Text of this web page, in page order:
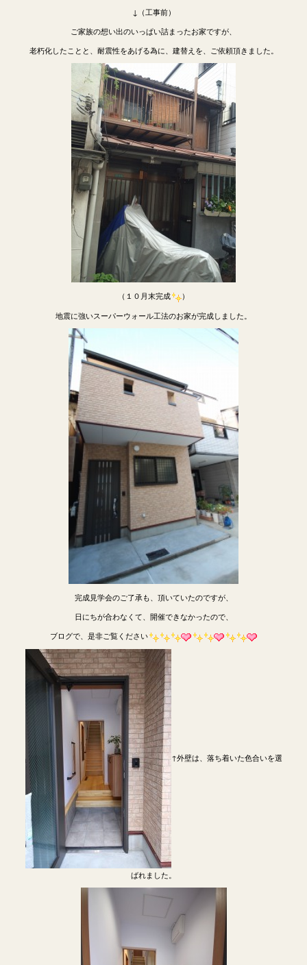
↓（工事前）
ご家族の想い出のいっぱい詰まったお家ですが、
老朽化したことと、耐震性をあげる為に、建替えを、ご依頼頂きました。
（１０月末完成
）
地震に強いスーパーウォール工法のお家が完成しました。
完成見学会のご了承も、頂いていたのですが、
日にちが合わなくて、開催できなかったので、
ブログで、是非ご覧ください
↑外壁は、落ち着いた色合いを選
ばれました。